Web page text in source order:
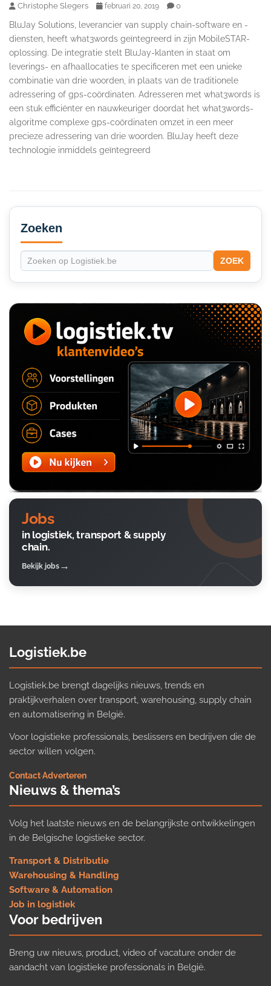
Christophe Slegers februari 20, 2019 0
BluJay Solutions, leverancier van supply chain-software en -
diensten, heeft what3words geïntegreerd in zijn MobileSTAR-
oplossing. De integratie stelt BluJay-klanten in staat om
leverings- en afhaallocaties te specificeren met een unieke
combinatie van drie woorden, in plaats van de traditionele
adressering of gps-coördinaten. Adresseren met what3words is
een stuk efficiënter en nauwkeuriger doordat het what3words-
algoritme complexe gps-coördinaten omzet in een meer
precieze adressering van drie woorden. BluJay heeft deze
technologie inmiddels geïntegreerd
Secondary
Sidebar
Zoeken
ZOEK
Jobs
in logistiek, transport & supply
chain.
Bekijk jobs
Logistiek.be
Logistiek.be brengt dagelijks nieuws, trends en
praktijkverhalen over transport, warehousing, supply chain
en automatisering in België.
Voor logistieke professionals, beslissers en bedrijven die de
sector willen volgen.
Contact·Adverteren
Nieuws & thema’s
Volg het laatste nieuws en de belangrijkste ontwikkelingen
in de Belgische logistieke sector.
Transport & Distributie
Warehousing & Handling
Software & Automation
Job in logistiek
Voor bedrijven
Breng uw nieuws, product, video of vacature onder de
aandacht van logistieke professionals in België.